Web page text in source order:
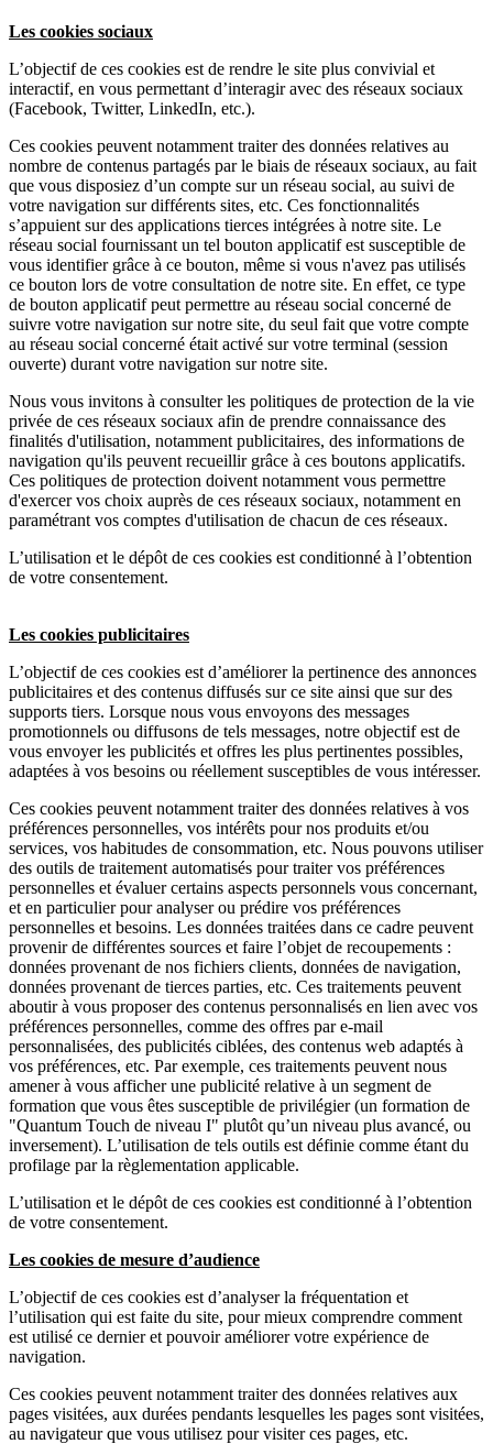
Les cookies sociaux
L’objectif de ces cookies est de rendre le site plus convivial et
interactif, en vous permettant d’interagir avec des réseaux sociaux
(Facebook, Twitter, LinkedIn, etc.).
Ces cookies peuvent notamment traiter des données relatives au
nombre de contenus partagés par le biais de réseaux sociaux, au fait
que vous disposiez d’un compte sur un réseau social, au suivi de
votre navigation sur différents sites, etc. Ces fonctionnalités
s’appuient sur des applications tierces intégrées à notre site. Le
réseau social fournissant un tel bouton applicatif est susceptible de
vous identifier grâce à ce bouton, même si vous n'avez pas utilisés
ce bouton lors de votre consultation de notre site. En effet, ce type
de bouton applicatif peut permettre au réseau social concerné de
suivre votre navigation sur notre site, du seul fait que votre compte
au réseau social concerné était activé sur votre terminal (session
ouverte) durant votre navigation sur notre site.
Nous vous invitons à consulter les politiques de protection de la vie
privée de ces réseaux sociaux afin de prendre connaissance des
finalités d'utilisation, notamment publicitaires, des informations de
navigation qu'ils peuvent recueillir grâce à ces boutons applicatifs.
Ces politiques de protection doivent notamment vous permettre
d'exercer vos choix auprès de ces réseaux sociaux, notamment en
paramétrant vos comptes d'utilisation de chacun de ces réseaux.
L’utilisation et le dépôt de ces cookies est conditionné à l’obtention
de votre consentement.
Les cookies publicitaires
L’objectif de ces cookies est d’améliorer la pertinence des annonces
publicitaires et des contenus diffusés sur ce site ainsi que sur des
supports tiers. Lorsque nous vous envoyons des messages
promotionnels ou diffusons de tels messages, notre objectif est de
vous envoyer les publicités et offres les plus pertinentes possibles,
adaptées à vos besoins ou réellement susceptibles de vous intéresser.
Ces cookies peuvent notamment traiter des données relatives à vos
préférences personnelles, vos intérêts pour nos produits et/ou
services, vos habitudes de consommation, etc. Nous pouvons utiliser
des outils de traitement automatisés pour traiter vos préférences
personnelles et évaluer certains aspects personnels vous concernant,
et en particulier pour analyser ou prédire vos préférences
personnelles et besoins. Les données traitées dans ce cadre peuvent
provenir de différentes sources et faire l’objet de recoupements :
données provenant de nos fichiers clients, données de navigation,
données provenant de tierces parties, etc. Ces traitements peuvent
aboutir à vous proposer des contenus personnalisés en lien avec vos
préférences personnelles, comme des offres par e-mail
personnalisées, des publicités ciblées, des contenus web adaptés à
vos préférences, etc. Par exemple, ces traitements peuvent nous
amener à vous afficher une publicité relative à un segment de
formation que vous êtes susceptible de privilégier (un formation de
"Quantum Touch de niveau I" plutôt qu’un niveau plus avancé, ou
inversement). L’utilisation de tels outils est définie comme étant du
profilage par la règlementation applicable.
L’utilisation et le dépôt de ces cookies est conditionné à l’obtention
de votre consentement.
Les cookies de mesure d’audience
L’objectif de ces cookies est d’analyser la fréquentation et
l’utilisation qui est faite du site, pour mieux comprendre comment
est utilisé ce dernier et pouvoir améliorer votre expérience de
navigation.
Ces cookies peuvent notamment traiter des données relatives aux
pages visitées, aux durées pendants lesquelles les pages sont visitées,
au navigateur que vous utilisez pour visiter ces pages, etc.